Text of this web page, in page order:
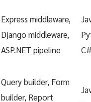
Express middleware,
Django middleware,
ASP.NET pipeline
Query builder, Form
builder, Report